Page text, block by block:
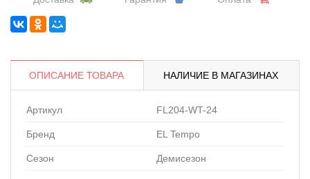
ОПИСАНИЕ ТОВАРА НАЛИЧИЕ В МАГАЗИНАХ
Артикул FL204-WT-24
Бренд EL Tempo
Сезон Демисезон